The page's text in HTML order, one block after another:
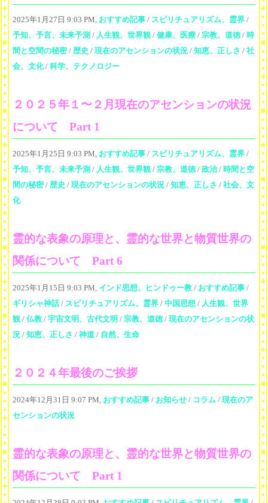
2025年1月27日 9:03 PM, おすすめ記事 / スピリチュアリズム、霊界 /
予知、予言、未来予測 / 人生観、世界観 / 健康、医療 / 宗教、道徳/ 時
間と空間の秘密/ 歴史 / 現在のアセンションの状況 / 知恵、正しさ / 社
会、文化/ 科学、テクノロジー
２０２５年１〜２月現在のアセンションの状況
について Part 1
2025年1月25日 9:03 PM, おすすめ記事 / スピリチュアリズム、霊界 /
予知、予言、未来予測 / 人生観、世界観 / 宗教、道徳/ 政治/ 時間と空
間の秘密/ 歴史 / 現在のアセンションの状況 / 知恵、正しさ / 社会、文
化
霊的な表象の原理と、霊的な世界と物質世界の
関係について Part 6
2025年1月15日 9:03 PM, インド思想、ヒンドゥー教 / おすすめ記事 /
ギリシャ神話 / スピリチュアリズム、霊界 / 中国思想 / 人生観、世界
観 / 仏教 / 宇宙文明、古代文明 / 宗教、道徳/ 現在のアセンションの状
況 / 知恵、正しさ / 神道 / 自然、生命
２０２４年最後のご挨拶
2024年12月31日 9:07 PM, おすすめ記事 / お知らせ / コラム / 現在のア
センションの状況
霊的な表象の原理と、霊的な世界と物質世界の
関係について Part 1